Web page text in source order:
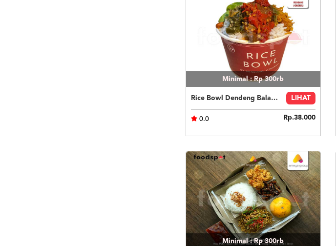
Minimal : Rp 300rb
Rice Bowl Dendeng Balado LIHAT
0.0 Rp.38.000
Minimal : Rp 300rb